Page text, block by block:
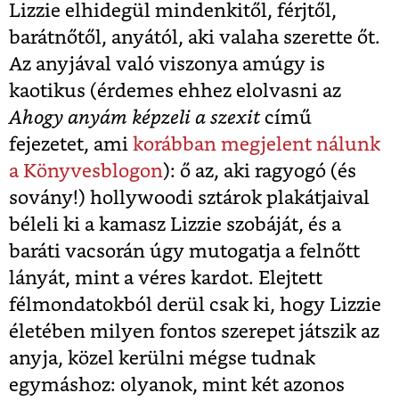
Lizzie elhidegül mindenkitől, férjtől,
barátnőtől, anyától, aki valaha szerette őt.
Az anyjával való viszonya amúgy is
kaotikus (érdemes ehhez elolvasni az
Ahogy anyám képzeli a szexitcímű
fejezetet, ami korábban megjelent nálunk
a Könyvesblogon): ő az, aki ragyogó (és
sovány!) hollywoodi sztárok plakátjaival
béleli ki a kamasz Lizzie szobáját, és a
baráti vacsorán úgy mutogatja a felnőtt
lányát, mint a véres kardot. Elejtett
félmondatokból derül csak ki, hogy Lizzie
életében milyen fontos szerepet játszik az
anyja, közel kerülni mégse tudnak
egymáshoz: olyanok, mint két azonos